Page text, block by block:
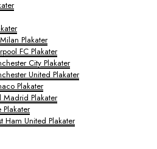
Plakater
FC Plakater
City Plakater
United Plakater
Plakater
Madrid Plakater
Plakater
Ham United Plakater